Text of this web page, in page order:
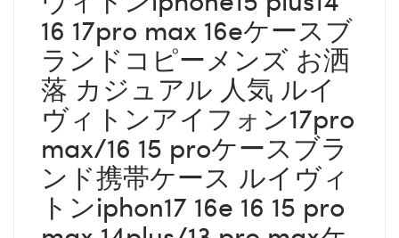
16 17pro max 16eケースブ
ランドコピーメンズ お洒
落 カジュアル 人気 ルイ
ヴィトンアイフォン17pro
max/16 15 proケースブラ
ンド携帯ケース ルイヴィ
トンiphon17 16e 16 15 pro